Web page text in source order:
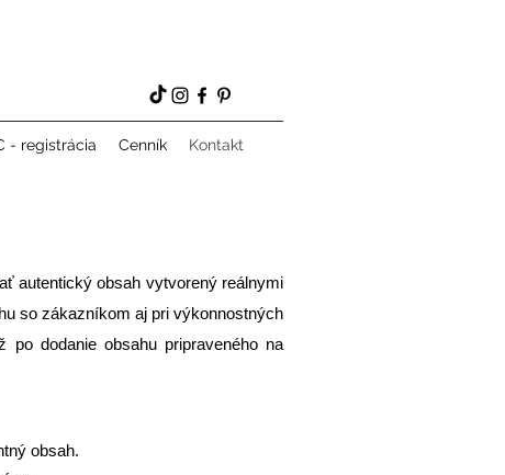
- registrácia Cenník Kontakt
autentický obsah vytvorený reálnymi
so zákazníkom aj pri výkonnostných
dodanie obsahu pripraveného na
obsah.